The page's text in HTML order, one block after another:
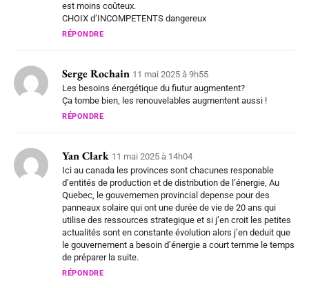
est moins coûteux.
CHOIX d’INCOMPETENTS dangereux
RÉPONDRE
Serge Rochain 11 mai 2025 à 9h55
Les besoins énergétique du fiutur augmentent?
Ça tombe bien, les renouvelables augmentent aussi !
RÉPONDRE
Yan Clark 11 mai 2025 à 14h04
Ici au canada les provinces sont chacunes responable
d’entités de production et de distribution de l’énergie, Au
Quebec, le gouvernemen provincial depense pour des
panneaux solaire qui ont une durée de vie de 20 ans qui
utilise des ressources strategique et si j’en croit les petites
actualités sont en constante évolution alors j’en deduit que
le gouvernement a besoin d’énergie a court ternme le temps
de préparer la suite.
RÉPONDRE